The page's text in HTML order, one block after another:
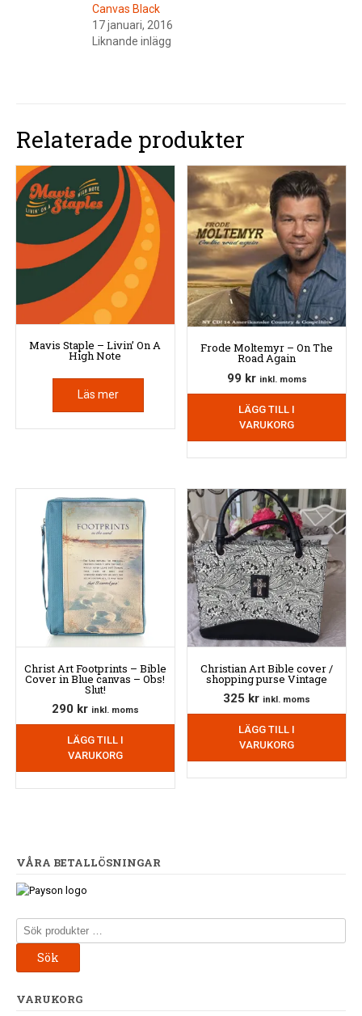
Canvas Black
17 januari, 2016
Liknande inlägg
Relaterade produkter
Mavis Staple – Livin’ On A
High Note
Läs mer
Frode Moltemyr – On The
Road Again
99 kr inkl. moms
LÄGG TILL I
VARUKORG
Christ Art Footprints – Bible
Cover in Blue canvas – Obs!
Slut!
290 kr inkl. moms
LÄGG TILL I
VARUKORG
Christian Art Bible cover /
shopping purse Vintage
325 kr inkl. moms
LÄGG TILL I
VARUKORG
VÅRA BETALLÖSNINGAR
Sök
efter:
Sök
VARUKORG